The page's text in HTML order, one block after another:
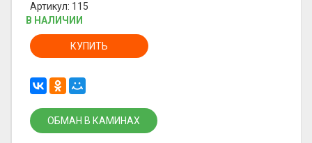
Артикул: 115
В НАЛИЧИИ
КУПИТЬ
ОБМАН В КАМИНАХ